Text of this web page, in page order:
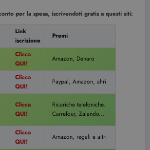
per la spesa, iscrivendoti gratis a questi siti:
Link
iscrizione
Premi
Clicca
QUI!
Amazon, Denaro
Clicca
QUI!
Paypal, Amazon, altri
Clicca
QUI!
Ricariche telefoniche,
Carrefour, Zalando...
Clicca
QUI!
Amazon, regali e altri